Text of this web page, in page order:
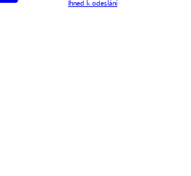
Ihned k odeslání